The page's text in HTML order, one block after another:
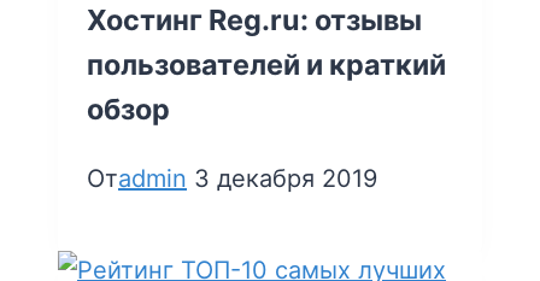
Хостинг Reg.ru: отзывы
пользователей и краткий
обзор
Отadmin 3 декабря 2019